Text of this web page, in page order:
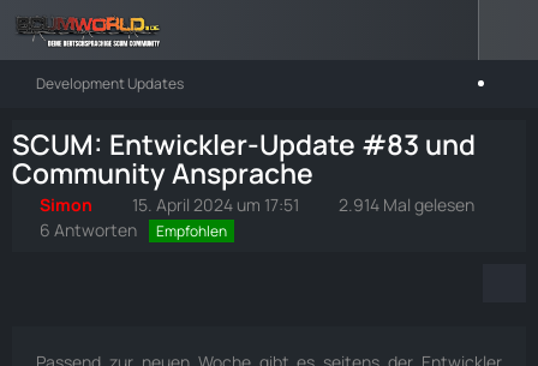
Development Updates
SCUM: Entwickler-Update #83 und
Community Ansprache
Simon 15. April 2024 um 17:51
2.914 Mal gelesen
6 Antworten
Empfohlen